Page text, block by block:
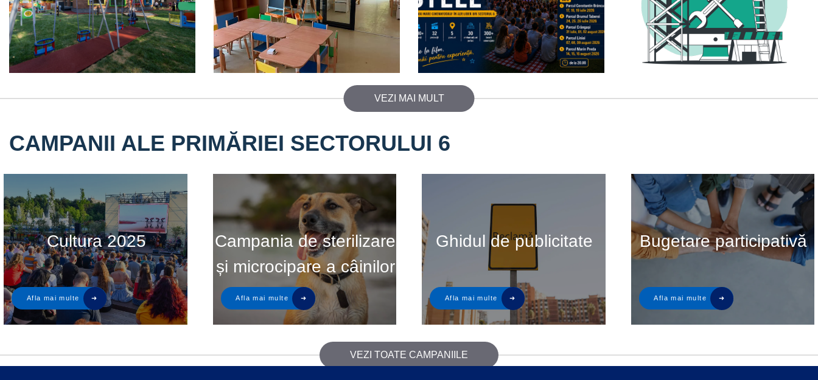
VEZI MAI MULT
CAMPANII ALE PRIMĂRIEI SECTORULUI 6
Cultura 2025
Campania de sterilizare
și microcipare a câinilor
Ghidul de publicitate Bugetare participativă
VEZI TOATE CAMPANIILE